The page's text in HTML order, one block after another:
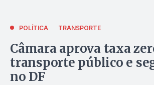
POLÍTICA TRANSPORTE
Câmara aprova taxa
transporte público e
no DF